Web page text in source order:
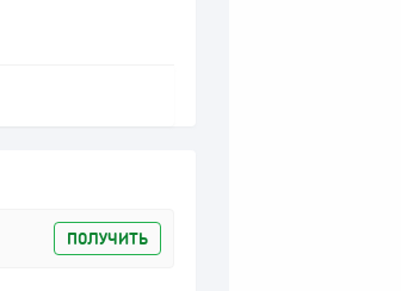
ПОЛУЧИТЬ